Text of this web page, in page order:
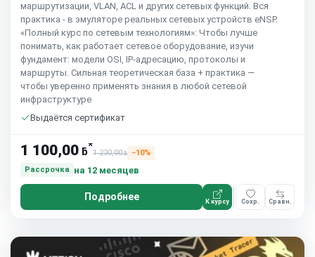
маршрутизации, VLAN, ACL и других сетевых функций. Вся
практика - в эмуляторе реальных сетевых устройств eNSP.
«Полный курс по сетевым технологиям»: Чтобы лучше
понимать, как работает сетевое оборудование, изучи
фундамент: модели OSI, IP-адресацию, протоколы и
маршруты. Сильная теоретическая база + практика —
чтобы уверенно применять знания в любой сетевой
инфраструктуре
Выдаётся сертификат
1 100,00 ƃ*
1 230,00ƃ
−10%
Рассрочка
на 12 месяцев
Подробнее К курсу Сохр. Сравн.